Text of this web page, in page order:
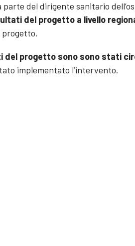
parte del dirigente sanitario
del progetto a livello
progetto sono sono stati
implementato l’intervento.